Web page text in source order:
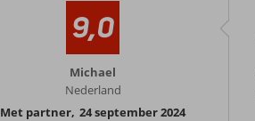
9,0
Michael
Nederland
Met partner, 24 september 2024